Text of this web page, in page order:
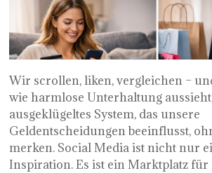
Wir scrollen, liken, vergleichen –
wie harmlose Unterhaltung
ausgeklügeltes System, das unsere
Geldentscheidungen beeinflusst,
merken. Social Media ist nicht nur
Inspiration. Es ist ein Marktplatz für